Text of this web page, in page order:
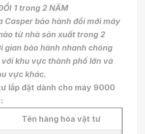
1 trong 2 NĂM
Casper bảo hành đổi mới máy
từ nhà sản xuất trong 2
gian bảo hành nhanh chóng
khu vực thành phố lớn và
vực khác.
lắp đặt dành cho máy 9000
Tên hàng hóa vật tư